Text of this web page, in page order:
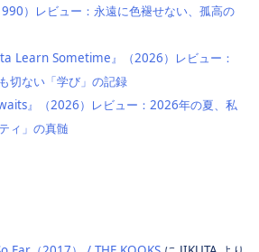
）レビュー：永遠に色褪せない、孤高の
Learn Sometime』（2026）レビュー：
切ない「学び」の記録
』（2026）レビュー：2026年の夏、私
ィ」の真髄